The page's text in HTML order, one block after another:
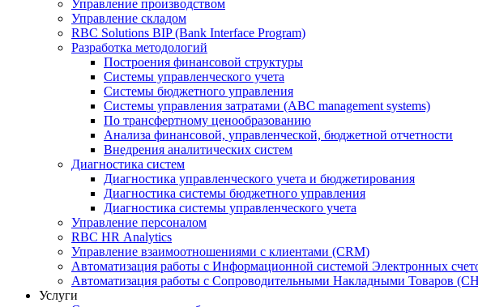
Управление производством
Управление складом
RBC Solutions BIP (Bank Interface Program)
Разработка методологий
Построения финансовой структуры
Системы управленческого учета
Системы бюджетного управления
Системы управления затратами (АBC management systems)
По трансфертному ценообразованию
Анализа финансовой, управленческой, бюджетной отчетности
Внедрения аналитических систем
Диагностика систем
Диагностика управленческого учета и бюджетирования
Диагностика системы бюджетного управления
Диагностика системы управленческого учета
Управление персоналом
RBC HR Аnalytics
Управление взаимоотношениями с клиентами (СRM)
Автоматизация работы с Информационной системой Электронных
Автоматизация работы с Сопроводительными Накладными Товаров
Услуги